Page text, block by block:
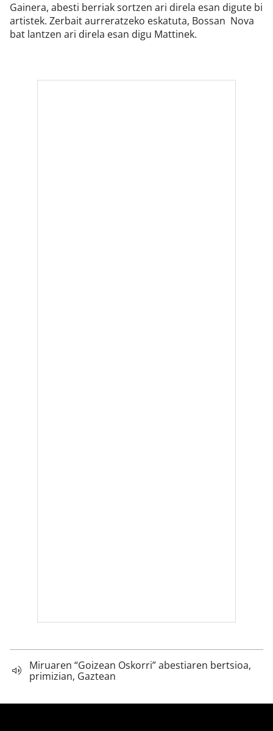
Gainera, abesti berriak sortzen ari direla esan digute bi
artistek. Zerbait aurreratzeko eskatuta, Bossan Nova
bat lantzen ari direla esan digu Mattinek.
Miruaren “Goizean Oskorri” abestiaren bertsioa,
primizian, Gaztean